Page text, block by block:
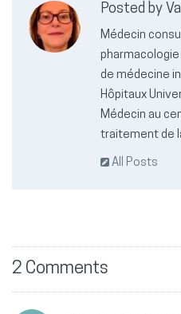
Posted by
Médecin
de médecine
Hôpitaux
Médecin au
traitement de
All Posts
2 Comments